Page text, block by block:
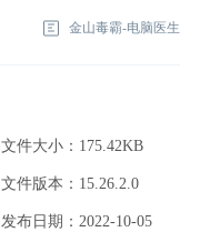
金山毒霸-电脑医生
文件大小：175.42KB
文件版本：15.26.2.0
发布日期：2022-10-05